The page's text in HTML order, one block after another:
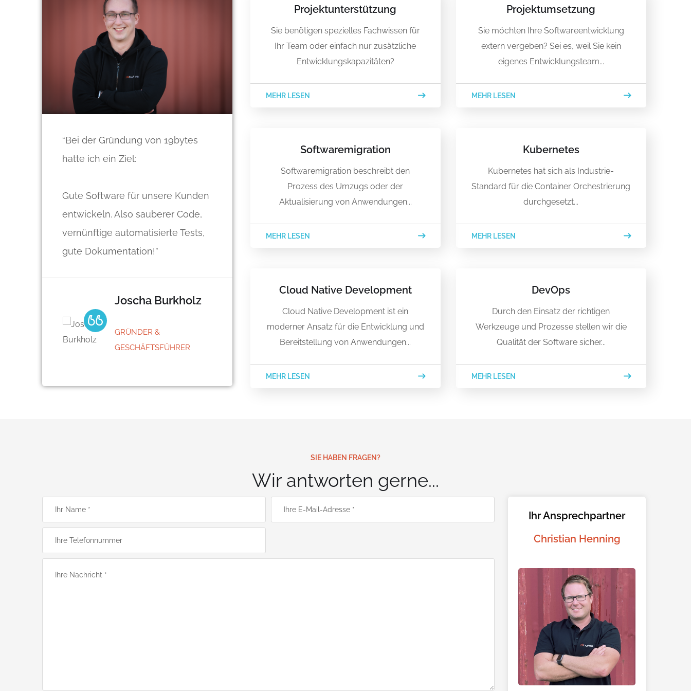
“Bei der Gründung von 19bytes
hatte ich ein Ziel:
Gute Software für unsere Kunden
entwickeln. Also sauberer Code,
vernünftige automatisierte Tests,
gute Dokumentation!”
Joscha Burkholz
GRÜNDER &
GESCHÄFTSFÜHRER
Projektunterstützung
Sie benötigen spezielles Fachwissen für
Ihr Team oder einfach nur zusätzliche
Entwicklungskapazitäten?
MEHR LESEN
Softwaremigration
Softwaremigration beschreibt den
Prozess des Umzugs oder der
Aktualisierung von Anwendungen...
MEHR LESEN
Cloud Native Development
Cloud Native Development ist ein
moderner Ansatz für die Entwicklung und
Bereitstellung von Anwendungen...
MEHR LESEN
Projektumsetzung
Sie möchten Ihre Softwareentwicklung
extern vergeben? Sei es, weil Sie kein
eigenes Entwicklungsteam...
MEHR LESEN
Kubernetes
Kubernetes hat sich als Industrie-
Standard für die Container Orchestrierung
durchgesetzt...
MEHR LESEN
DevOps
Durch den Einsatz der richtigen
Werkzeuge und Prozesse stellen wir die
Qualität der Software sicher...
MEHR LESEN
SIE HABEN FRAGEN?
Wir antworten gerne...
Ihr Ansprechpartner
Christian Henning